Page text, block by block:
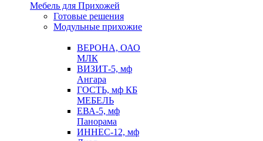
Мебель для Прихожей
Готовые решения
Модульные прихожие
ВЕРОНА, ОАО
МЛК
ВИЗИТ-5, мф
Ангара
ГОСТЬ, мф КБ
МЕБЕЛЬ
ЕВА-5, мф
Панорама
ИННЕС-12, мф